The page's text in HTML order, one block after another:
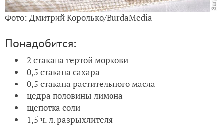
Фото: Дмитрий Королько/BurdaMedia
Понадобится:
2 стакана тертой моркови
0,5 стакана сахара
0,5 стакана растительного масла
цедра половины лимона
щепотка соли
1,5 ч. л. разрыхлителя